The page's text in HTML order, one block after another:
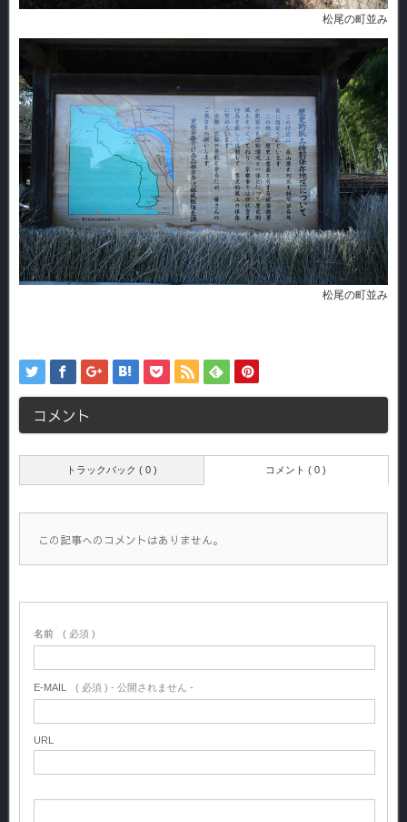
松尾の町並み
松尾の町並み
コメント
トラックバック ( 0 ) コメント ( 0 )
この記事へのコメントはありません。
名前 ( 必須 )
E-MAIL ( 必須 ) - 公開されません -
URL